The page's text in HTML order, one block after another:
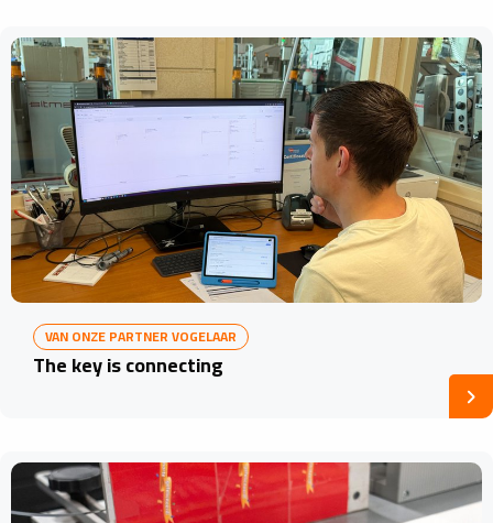
VAN ONZE PARTNER VOGELAAR
The key is connecting